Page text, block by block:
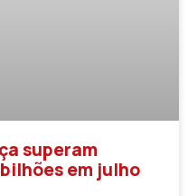
superam
em julho